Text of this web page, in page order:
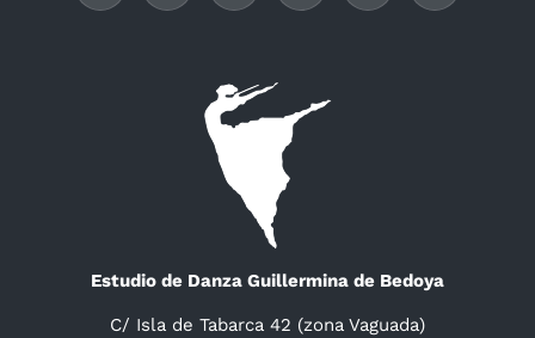
Estudio de Danza Guillermina de Bedoya
C/ Isla de Tabarca 42 (zona Vaguada)